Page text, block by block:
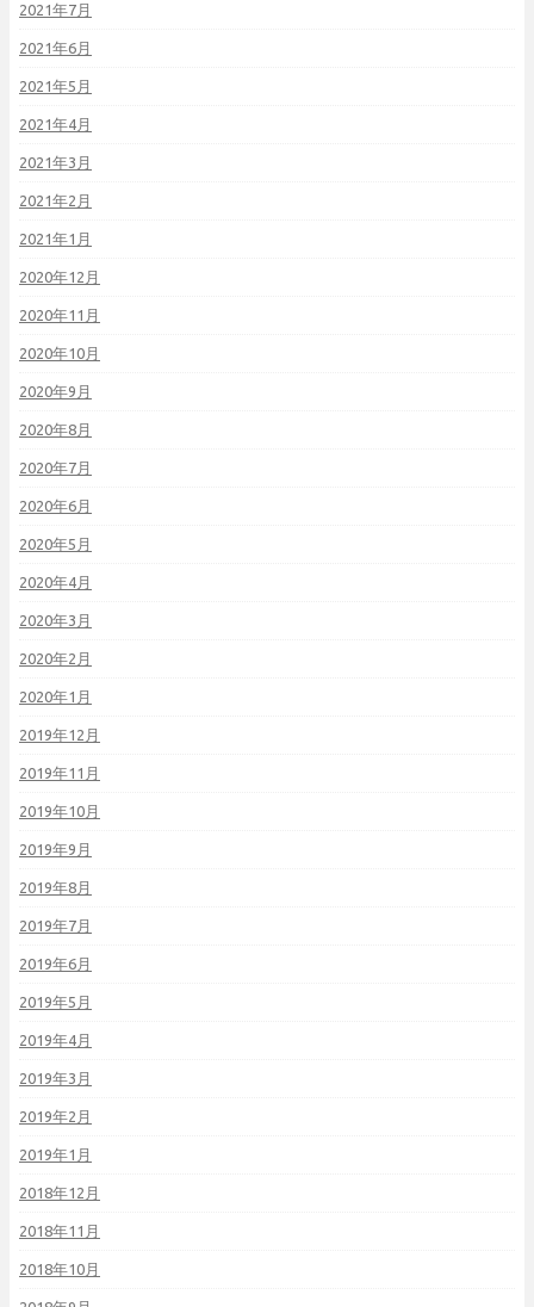
2021年7月
2021年6月
2021年5月
2021年4月
2021年3月
2021年2月
2021年1月
2020年12月
2020年11月
2020年10月
2020年9月
2020年8月
2020年7月
2020年6月
2020年5月
2020年4月
2020年3月
2020年2月
2020年1月
2019年12月
2019年11月
2019年10月
2019年9月
2019年8月
2019年7月
2019年6月
2019年5月
2019年4月
2019年3月
2019年2月
2019年1月
2018年12月
2018年11月
2018年10月